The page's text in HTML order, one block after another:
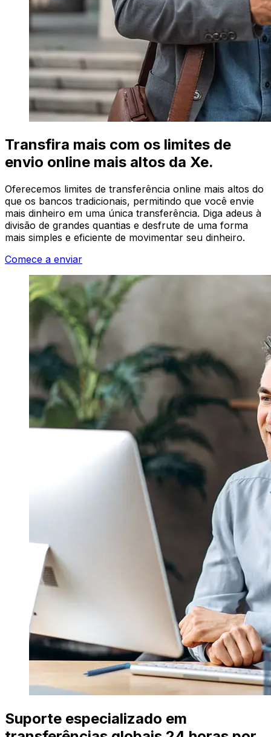
Transfira mais com os limites de
envio online mais altos da Xe.
Oferecemos limites de transferência online mais altos do
que os bancos tradicionais, permitindo que você envie
mais dinheiro em uma única transferência. Diga adeus à
divisão de grandes quantias e desfrute de uma forma
mais simples e eficiente de movimentar seu dinheiro.
Comece a enviar
Suporte especializado em